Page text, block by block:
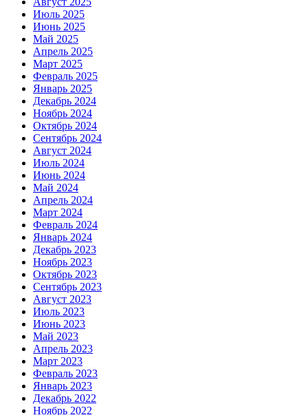
Июль 2025
Июнь 2025
Май 2025
Апрель 2025
Март 2025
Февраль 2025
Январь 2025
Декабрь 2024
Ноябрь 2024
Октябрь 2024
Сентябрь 2024
Август 2024
Июль 2024
Июнь 2024
Май 2024
Апрель 2024
Март 2024
Февраль 2024
Январь 2024
Декабрь 2023
Ноябрь 2023
Октябрь 2023
Сентябрь 2023
Август 2023
Июль 2023
Июнь 2023
Май 2023
Апрель 2023
Март 2023
Февраль 2023
Январь 2023
Декабрь 2022
Ноябрь 2022